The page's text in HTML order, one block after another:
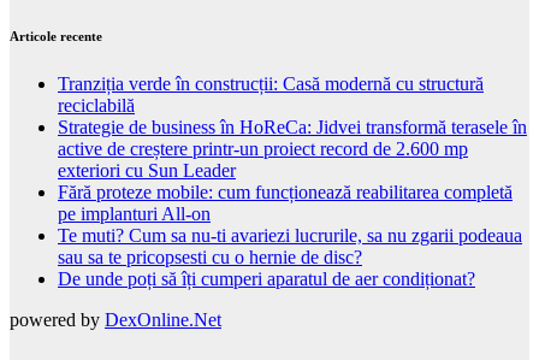
Articole recente
Tranziția verde în construcții: Casă modernă cu structură
reciclabilă
Strategie de business în HoReCa: Jidvei transformă terasele în
active de creștere printr-un proiect record de 2.600 mp
exteriori cu Sun Leader
Fără proteze mobile: cum funcționează reabilitarea completă
pe implanturi All-on
Te muti? Cum sa nu-ti avariezi lucrurile, sa nu zgarii podeaua
sau sa te pricopsesti cu o hernie de disc?
De unde poți să îți cumperi aparatul de aer condiționat?
powered by DexOnline.Net